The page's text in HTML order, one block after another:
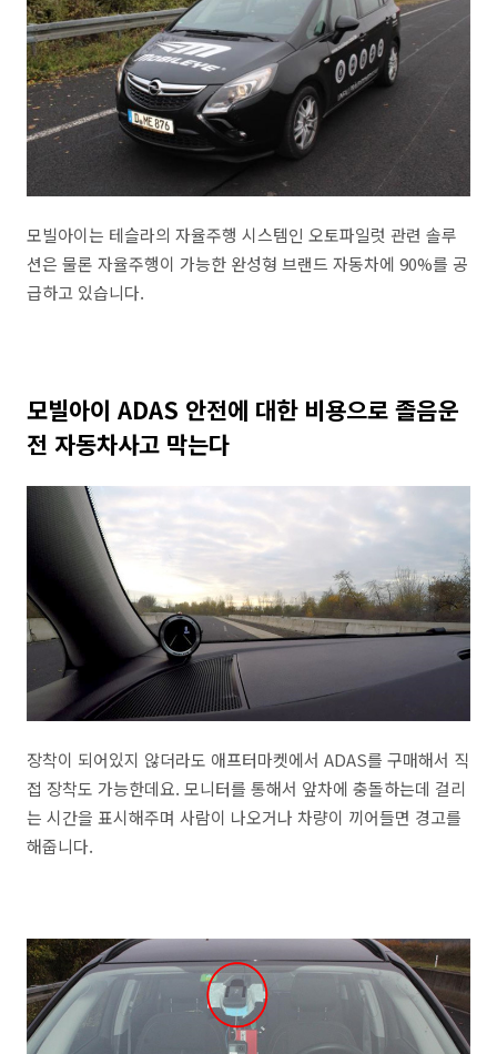
모빌아이는 테슬라의 자율주행 시스템인 오토파일럿 관련 솔루
션은 물론 자율주행이 가능한 완성형 브랜드 자동차에 90%를 공
급하고 있습니다.
모빌아이 ADAS 안전에 대한 비용으로 졸음운
전 자동차사고 막는다
장착이 되어있지 않더라도 애프터마켓에서 ADAS를 구매해서 직
접 장착도 가능한데요. 모니터를 통해서 앞차에 충돌하는데 걸리
는 시간을 표시해주며 사람이 나오거나 차량이 끼어들면 경고를
해줍니다.